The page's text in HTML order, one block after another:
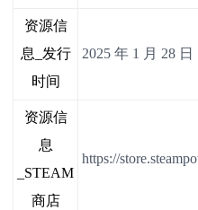
资源信
息_发行
时间
2025 年 1 月 28 日
资源信
息
_STEAM
商店
https://